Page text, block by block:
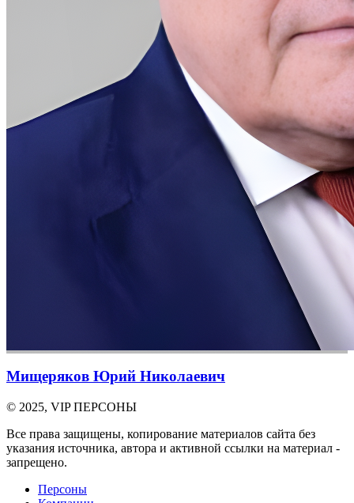
Мищеряков Юрий Николаевич
© 2025, VIP ПЕРСОНЫ
Все права защищены, копирование материалов сайта без
указания источника, автора и активной ссылки на материал -
запрещено.
Персоны